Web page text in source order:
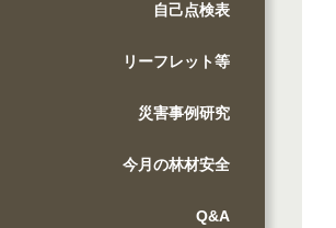
自己点検表
リーフレット等
災害事例研究
今月の林材安全
Q&A